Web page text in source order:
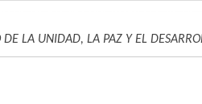
DE LA UNIDAD, LA PAZ Y EL